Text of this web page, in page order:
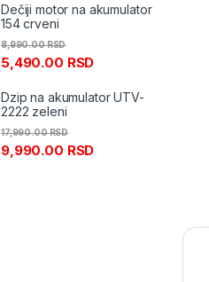
Dečiji motor na akumulator
154 crveni
5,490.00 RSD
8,990.00RSD
Dzip na akumulator UTV-
2222 zeleni
9,990.00 RSD
17,990.00RSD